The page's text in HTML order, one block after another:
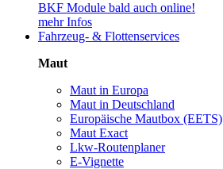
BKF Module bald auch online!
mehr Infos
Fahrzeug- & Flottenservices
Maut
Maut in Europa
Maut in Deutschland
Europäische Mautbox (EETS)
Maut Exact
Lkw-Routenplaner
E-Vignette